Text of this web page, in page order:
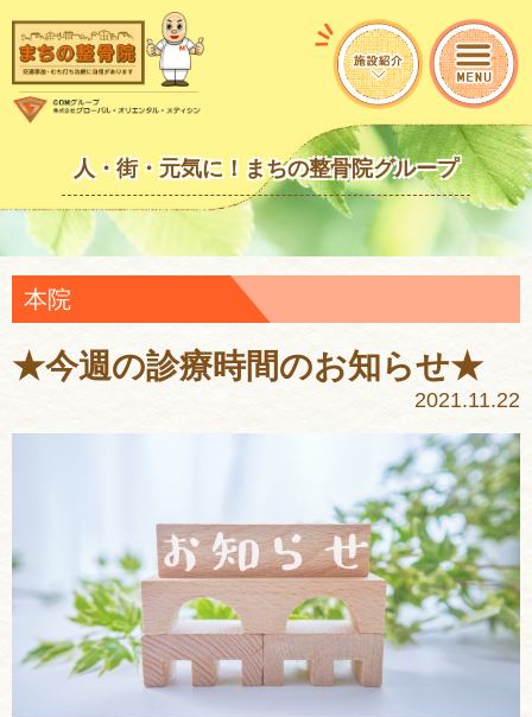
人・街・元気に！まちの整骨院グループ
本院
★今週の診療時間のお知らせ★
2021.11.22